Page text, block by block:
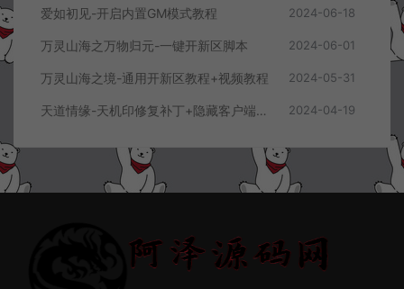
爱如初见-开启内置GM模式教程 2024-06-18
万灵山海之万物归元-一键开新区脚本 2024-06-01
万灵山海之境-通用开新区教程+视频教程 2024-05-31
天道情缘-天机印修复补丁+隐藏客户端顶部FPS教程 2024-04-19